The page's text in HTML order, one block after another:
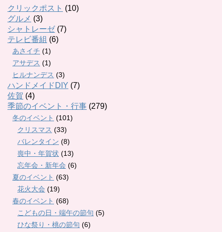
クリックポスト (10)
グルメ (3)
シャトレーゼ(7)
テレビ番組 (6)
あさイチ (1)
アサデス (1)
ヒルナンデス (3)
ハンドメイドDIY (7)
佐賀 (4)
季節のイベント・行事 (279)
冬のイベント (101)
クリスマス (33)
バレンタイン (8)
喪中・年賀状 (13)
忘年会・新年会 (6)
夏のイベント (63)
花火大会 (19)
春のイベント (68)
こどもの日・端午の節句 (5)
ひな祭り・桃の節句 (6)